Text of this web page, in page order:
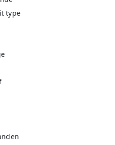
type